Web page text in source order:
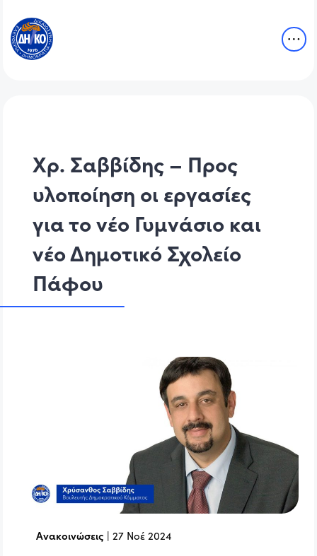
Χρ. Σαββίδης – Προς
υλοποίηση οι εργασίες
για το νέο Γυμνάσιο και
νέο Δημοτικό Σχολείο
Πάφου
Ανακοινώσεις |27 Νοέ 2024